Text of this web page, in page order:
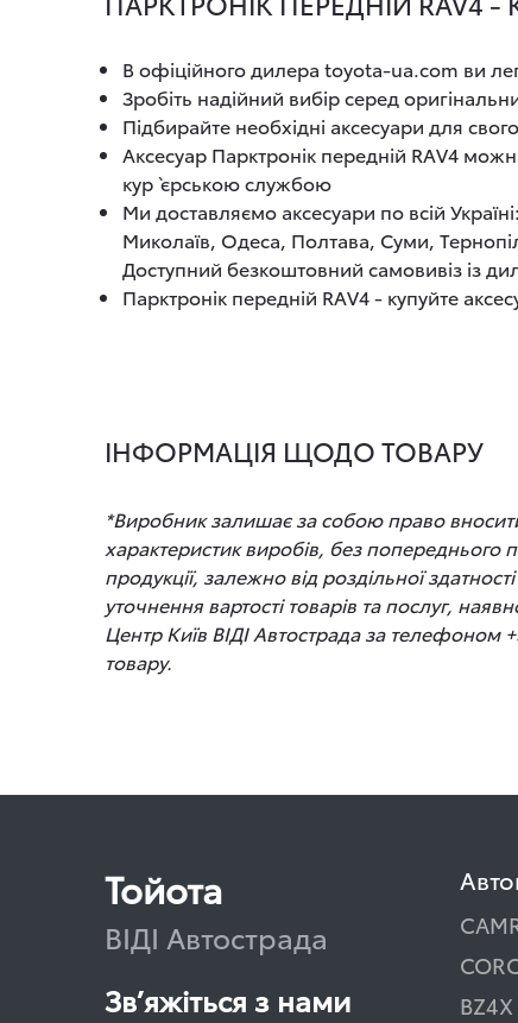
В офіційного дилера toyota-ua.com ви
Зробіть надійний вибір серед
Підбирайте необхідні аксесуари для
Аксесуар Парктронік передній RAV4
кур`єрською службою
Ми доставляємо аксесуари по всій
Миколаїв, Одеса, Полтава, Суми,
Доступний безкоштовний самовивіз із
Парктронік передній RAV4 - купуйте
ІНФОРМАЦІЯ ЩОДО ТОВАРУ
*Виробник залишає за собою право вносити
характеристик виробів, без попереднього
продукції, залежно від роздільної
уточнення вартості товарів та послуг,
Центр Київ ВІДІ Автострада за телефоном
товару.
Тойота
ВІДІ Автострада
Зв’яжіться з нами